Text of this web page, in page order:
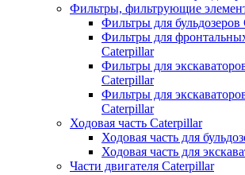
Фильтры, фильтрующие
Фильтры для бульдозеров
Фильтры для
Caterpillar
Фильтры для
Caterpillar
Фильтры для
Caterpillar
Ходовая часть Caterpillar
Ходовая часть для
Ходовая часть для
Части двигателя Caterpillar